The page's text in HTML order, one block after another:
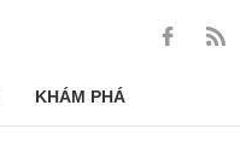
KHÁM PHÁ